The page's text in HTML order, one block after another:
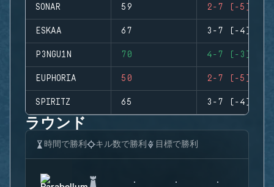
SONAR 59 2-7 (-5)
ESKAA 67 3-7 (-4)
P3NGU1N 70 4-7 (-3)
EUPHORIA 50 2-7 (-5)
SPIRITZ 65 3-7 (-4)
ラウンド
時間で勝利 キル数で勝利 目標で勝利